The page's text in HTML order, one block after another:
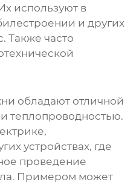
используют в
и других
Также часто
обладают отличной
теплопроводностью.
устройствах, где
проведение
Примером может